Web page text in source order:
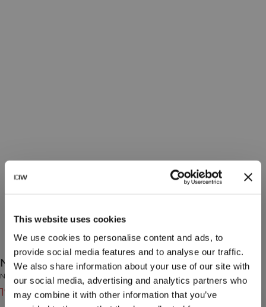
This website uses cookies
We use cookies to personalise content and ads, to
provide social media features and to analyse our traffic.
We also share information about your use of our site with
our social media, advertising and analytics partners who
may combine it with other information that you’ve
Nimble Quote Training Sock 2-Pack White
Nimble Collection
199 SEK249 SEK(-20%)